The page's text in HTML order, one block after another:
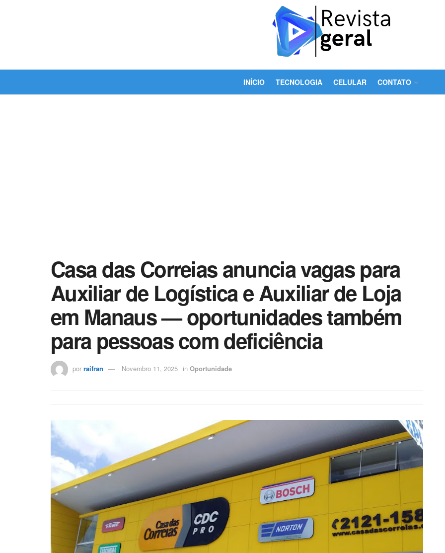
INÍCIO TECNOLOGIA CELULAR CONTATO
Casa das Correias anuncia vagas para
Auxiliar de Logística e Auxiliar de Loja
em Manaus — oportunidades também
para pessoas com deficiência
por raifran Novembro 11, 2025 in Oportunidade